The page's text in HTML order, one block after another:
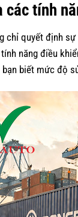
các tính
chỉ quyết định
năng điều
biết mức độ